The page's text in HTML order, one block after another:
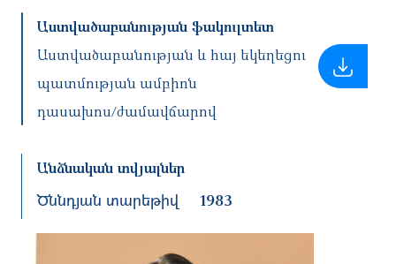
Աստվածաբանության ֆակուլտետ
Աստվածաբանության և հայ եկեղեցու
պատմության ամբիոն
դասախոս/ժամավճարով
Անձնական տվյալներ
Ծննդյան տարեթիվ 1983